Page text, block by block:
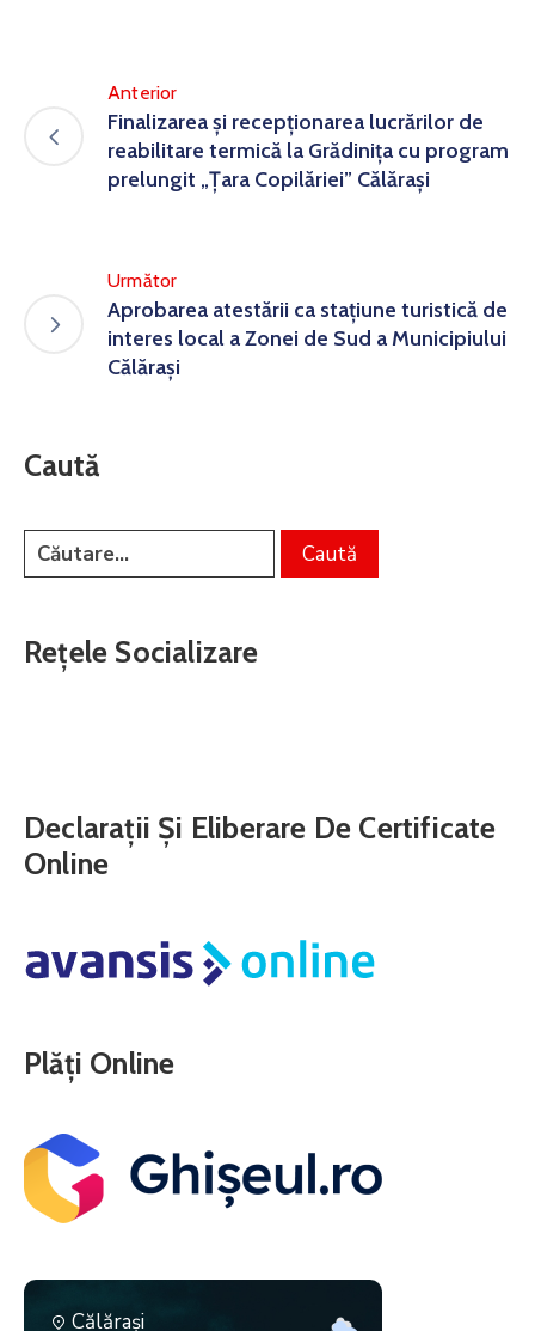
Anterior
Finalizarea și recepționarea lucrărilor de
reabilitare termică la Grădinița cu program
prelungit „Țara Copilăriei” Călărași
Următor
Aprobarea atestării ca stațiune turistică de
interes local a Zonei de Sud a Municipiului
Călărași
Caută
Rețele Socializare
Declarații Și Eliberare De Certificate
Online
Plăți Online
Călăraşi